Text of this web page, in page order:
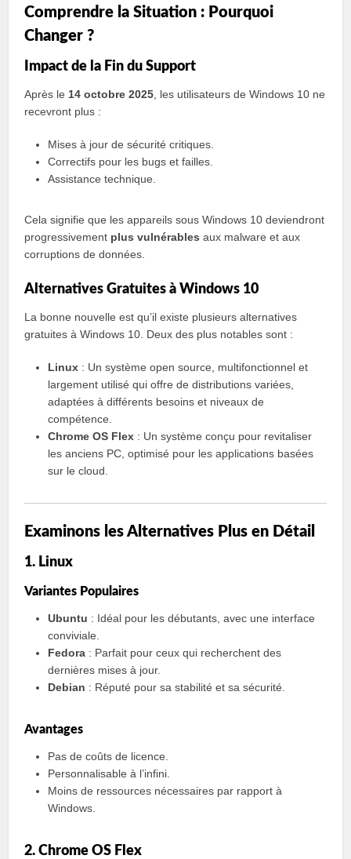
Comprendre la Situation : Pourquoi
Changer ?
Impact de la Fin du Support
Après le 14 octobre 2025 , les utilisateurs de Windows 10 ne
recevront plus :
Mises à jour de sécurité critiques.
Correctifs pour les bugs et failles.
Assistance technique.
Cela signifie que les appareils sous Windows 10 deviendront
progressivement plus vulnérables aux malware et aux
corruptions de données.
Alternatives Gratuites à Windows 10
La bonne nouvelle est qu’il existe plusieurs alternatives
gratuites à Windows 10. Deux des plus notables sont :
Linux : Un système open source, multifonctionnel et
largement utilisé qui offre de distributions variées,
adaptées à différents besoins et niveaux de
compétence.
Chrome OS Flex : Un système conçu pour revitaliser
les anciens PC, optimisé pour les applications basées
sur le cloud.
Examinons les Alternatives Plus en Détail
1. Linux
Variantes Populaires
Ubuntu : Idéal pour les débutants, avec une interface
conviviale.
Fedora : Parfait pour ceux qui recherchent des
dernières mises à jour.
Debian : Réputé pour sa stabilité et sa sécurité.
Avantages
Pas de coûts de licence.
Personnalisable à l’infini.
Moins de ressources nécessaires par rapport à
Windows.
2. Chrome OS Flex